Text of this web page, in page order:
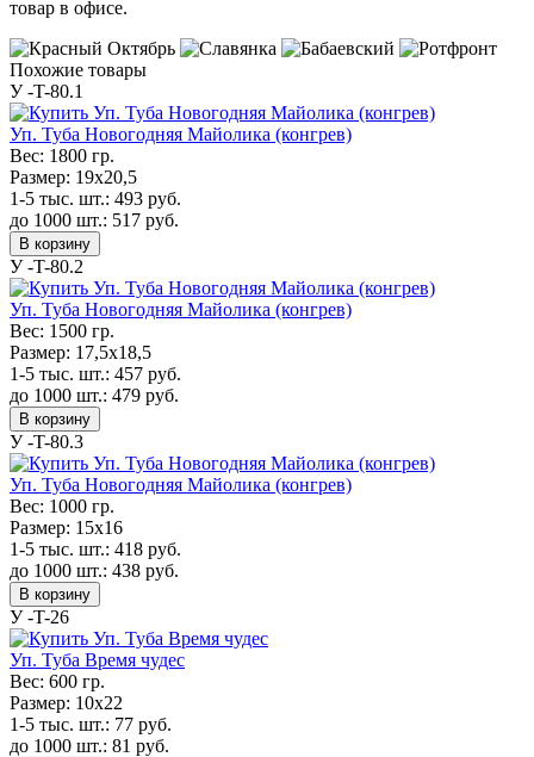
товар в офисе.
Похожие товары
У -T-80.1
Уп. Туба Новогодняя Майолика (конгрев)
Вес: 1800 гр.
Размер: 19x20,5
1-5 тыс. шт.: 493 руб.
до 1000 шт.: 517 руб.
В корзину
У -T-80.2
Уп. Туба Новогодняя Майолика (конгрев)
Вес: 1500 гр.
Размер: 17,5x18,5
1-5 тыс. шт.: 457 руб.
до 1000 шт.: 479 руб.
В корзину
У -T-80.3
Уп. Туба Новогодняя Майолика (конгрев)
Вес: 1000 гр.
Размер: 15x16
1-5 тыс. шт.: 418 руб.
до 1000 шт.: 438 руб.
В корзину
У -T-26
Уп. Туба Время чудес
Вес: 600 гр.
Размер: 10x22
1-5 тыс. шт.: 77 руб.
до 1000 шт.: 81 руб.